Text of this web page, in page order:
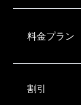
料金プラン
割引